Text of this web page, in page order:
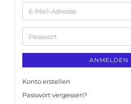
E-
Mail-
Adresse
Passwort
ANMELDEN
Konto erstellen
Passwort vergessen?